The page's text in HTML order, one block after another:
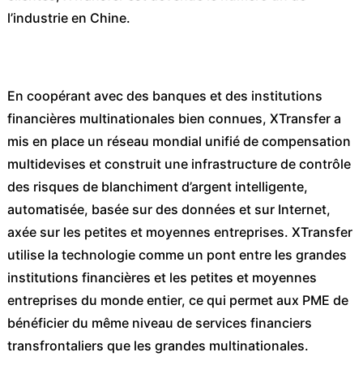
l’industrie en Chine.
En coopérant avec des banques et des institutions
financières multinationales bien connues, XTransfer a
mis en place un réseau mondial unifié de compensation
multidevises et construit une infrastructure de contrôle
des risques de blanchiment d’argent intelligente,
automatisée, basée sur des données et sur Internet,
axée sur les petites et moyennes entreprises. XTransfer
utilise la technologie comme un pont entre les grandes
institutions financières et les petites et moyennes
entreprises du monde entier, ce qui permet aux PME de
bénéficier du même niveau de services financiers
transfrontaliers que les grandes multinationales.